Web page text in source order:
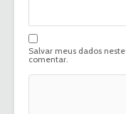
Salvar meus dados
comentar.